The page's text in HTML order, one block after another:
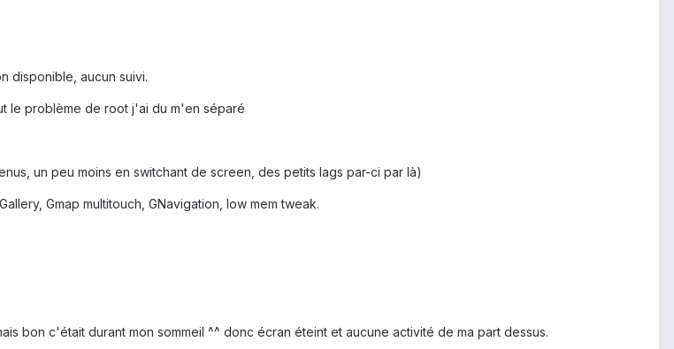
disponible, aucun suivi.
le problème de root j'ai du m'en séparé
un peu moins en switchant de screen, des petits lags par-ci par là)
Gmap multitouch, GNavigation, low mem tweak.
bon c'était durant mon sommeil ^^ donc écran éteint et aucune activité de ma part dessus.